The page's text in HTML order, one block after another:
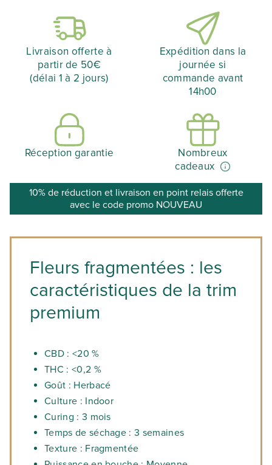
Livraison offerte à
partir de 50€
(délai 1 à 2 jours)
Expédition dans la
journée si
commande avant
14h00
Réception garantie
Nombreux
cadeaux
10% de réduction et livraison en point relais offerte
avec le code promo NOUVEAU
Fleurs fragmentées : les
caractéristiques de la trim
premium
CBD : <20 %
THC : <0,2 %
Goût : Herbacé
Culture : Indoor
Curing : 3 mois
Temps de séchage : 3 semaines
Texture : Fragmentée